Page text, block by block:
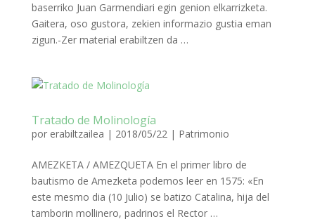
baserriko Juan Garmendiari egin genion elkarrizketa.
Gaitera, oso gustora, zekien informazio gustia eman
zigun.-Zer material erabiltzen da …
Tratado de Molinología
por erabiltzailea | 2018/05/22| Patrimonio
AMEZKETA / AMEZQUETA En el primer libro de
bautismo de Amezketa podemos leer en 1575: «En
este mesmo dia (10 Julio) se batizo Catalina, hija del
tamborin mollinero, padrinos el Rector …